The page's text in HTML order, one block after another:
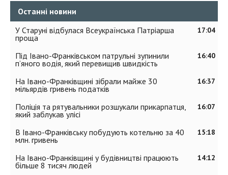
Останні новини
17:04
У Старуні відбулася Всеукраїнська Патріарша
проща
16:40
Під Івано-Франківськом патрульні зупинили
п’яного водія, який перевищив швидкість
16:37
На Івано-Франківщині зібрали майже 30
мільярдів гривень податків
16:07
Поліція та рятувальники розшукали прикарпатця,
який заблукав улісі
15:18
В Івано-Франківську побудують котельню за 40
млн. гривень
14:12
На Івано-Франківщині у будівництві працюють
більше 8 тисяч людей